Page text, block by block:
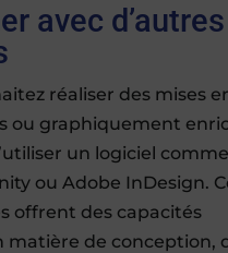
avec d’autres
réaliser des mises
ou graphiquement
un logiciel comme
ou Adobe InDesign.
offrent des capacités
matière de conception,